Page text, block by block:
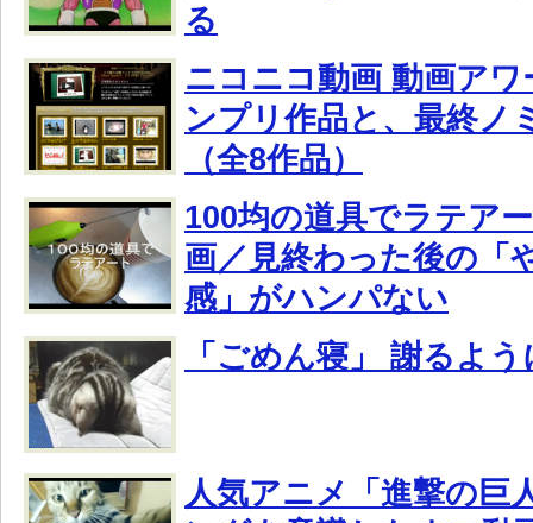
る
ニコニコ動画 動画ア
ンプリ作品と、最終ノ
（全8作品）
100均の道具でラテア
画／見終わった後の「
感」がハンパない
「ごめん寝」 謝るよ
人気アニメ「進撃の巨